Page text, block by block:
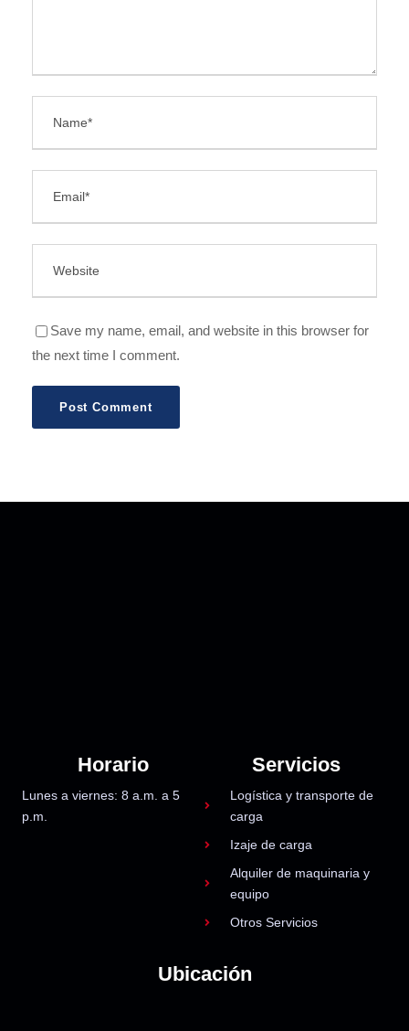
Save my name, email, and website in this browser for
the next time I comment.
Horario
Lunes a viernes: 8 a.m. a 5
p.m.
Servicios
Logística y transporte de
carga
Izaje de carga
Alquiler de maquinaria y
equipo
Otros Servicios
Ubicación